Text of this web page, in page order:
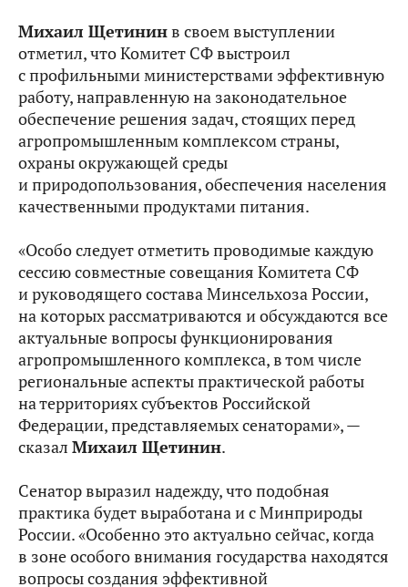
Михаил Щетининв своем выступлении
отметил, что Комитет СФ выстроил
с профильными министерствами эффективную
работу, направленную на законодательное
обеспечение решения задач, стоящих перед
агропромышленным комплексом страны,
охраны окружающей среды
и природопользования, обеспечения населения
качественными продуктами питания.
«Особо следует отметить проводимые каждую
сессию совместные совещания Комитета СФ
и руководящего состава Минсельхоза России,
на которых рассматриваются и обсуждаются все
актуальные вопросы функционирования
агропромышленного комплекса, в том числе
региональные аспекты практической работы
на территориях субъектов Российской
Федерации, представляемых сенаторами», —
сказал Михаил Щетинин.
Сенатор выразил надежду, что подобная
практика будет выработана и с Минприроды
России. «Особенно это актуально сейчас, когда
в зоне особого внимания государства находятся
вопросы создания эффективной